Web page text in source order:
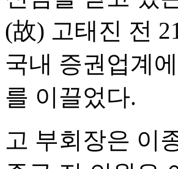
(故) 고태진 전
국내 증권업계
를 이끌었다.
고 부회장은 이